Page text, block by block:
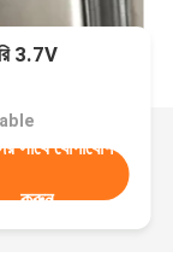
3.7V
সাথে যোগাযোগ
করুন